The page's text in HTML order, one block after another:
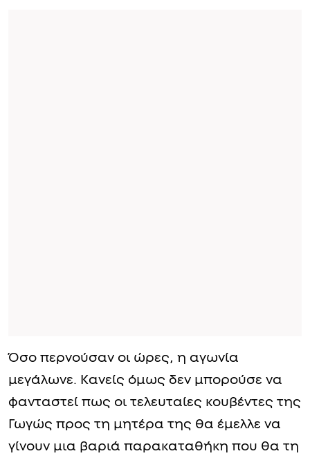
Όσο περνούσαν οι ώρες, η αγωνία
μεγάλωνε. Κανείς όμως δεν μπορούσε να
φανταστεί πως οι τελευταίες κουβέντες της
Γωγώς προς τη μητέρα της θα έμελλε να
γίνουν μια βαριά παρακαταθήκη που θα τη